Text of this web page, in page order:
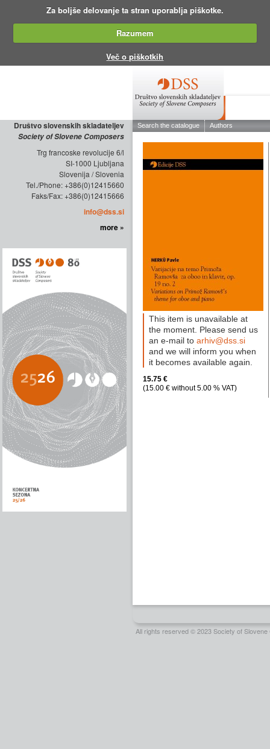
Za boljše delovanje ta stran uporablja piškotke.
Razumem
Več o piškotkih
Društvo slovenskih skladateljev
Society of Slovene Composers
Trg francoske revolucije 6/l
SI-1000 Ljubljana
Slovenija / Slovenia
Tel./Phone: +386(0)12415660
Faks/Fax: +386(0)12415666
info@dss.si
more »
All rights reserved © 2023 Society of